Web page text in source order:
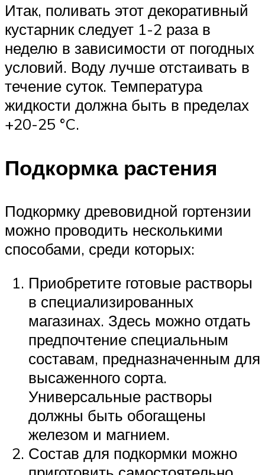
Итак, поливать этот декоративный
кустарник следует 1-2 раза в
неделю в зависимости от погодных
условий. Воду лучше отстаивать в
течение суток. Температура
жидкости должна быть в пределах
+20-25 °C.
Подкормка растения
Подкормку древовидной гортензии
можно проводить несколькими
способами, среди которых:
Приобретите готовые растворы
в специализированных
магазинах. Здесь можно отдать
предпочтение специальным
составам, предназначенным для
высаженного сорта.
Универсальные растворы
должны быть обогащены
железом и магнием.
Состав для подкормки можно